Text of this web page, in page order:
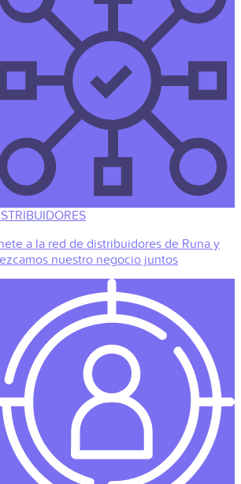
a la red de distribuidores de Runa y
nuestro negocio juntos